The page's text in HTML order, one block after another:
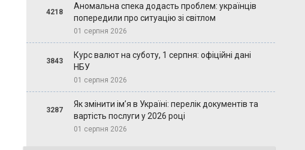
4218
Аномальна спека додасть проблем: українців
попередили про ситуацію зі світлом
01 серпня 2026
3843
Курс валют на суботу, 1 серпня: офіційні дані
НБУ
01 серпня 2026
3287
Як змінити ім’я в Україні: перелік документів та
вартість послуги у 2026 році
01 серпня 2026